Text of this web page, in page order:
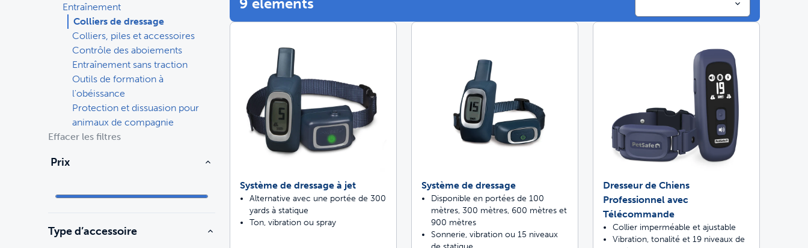
Voyage
Entraînement
Pièces et accessoires
Achetez tous les produits
Chiens
Achetez des solutions de clôture
Voyage
Achetez tous les produits
Chats
Achetez ScoopFree pour un contrôle des odeurs 4 fois meilleur
Bacs à litière et litière
Portes
Entraînement
Pièces et accessoires
Trappes pour animaux conçues pour durer
Entraînement
Colliers de dressage
Colliers, piles et accessoires
Contrôle des aboiements
Entraînement sans traction
Outils de formation à
l'obéissance
Protection et dissuasion pour
animaux de compagnie
Effacer les filtres
Prix
Type d’accessoire
Système de dressage à jet
Alternative avec une portée de 300
yards à statique
Ton, vibration ou spray
Système de dressage
Disponible en portées de 100
mètres, 300 mètres, 600 mètres et
900 mètres
Sonnerie, vibration ou 15 niveaux
Dresseur de Chiens
Professionnel avec
Télécommande
Collier imperméable et ajustable
Vibration, tonalité et 19 niveaux de